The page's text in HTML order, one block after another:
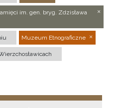
im. gen. bryg. Zdzisława
Muzeum Etnograficzne